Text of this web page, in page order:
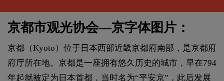
京都市观光协会—京字体图片：
京都（Kyoto）位于日本西部近畿京都府南部，是京都府
府厅所在地。京都是一座拥有悠久历史的城市，早在794
年起就被定为日本首都，当时名为“平安京”，此后发展